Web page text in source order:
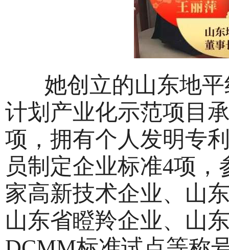
她创立的山东地平
计划产业化示范项目
项，拥有个人发明专
员制定企业标准4项
家高新技术企业、山
山东省瞪羚企业、山